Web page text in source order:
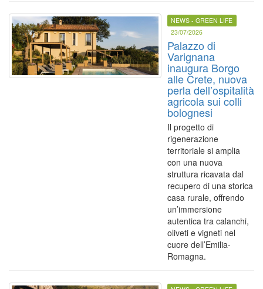
NEWS - GREEN LIFE
23/07/2026
Palazzo di
Varignana
inaugura Borgo
alle Crete, nuova
perla dell’ospitalità
agricola sui colli
bolognesi
Il progetto di
rigenerazione
territoriale si amplia
con una nuova
struttura ricavata dal
recupero di una storica
casa rurale, offrendo
un’immersione
autentica tra calanchi,
oliveti e vigneti nel
cuore dell’Emilia-
Romagna.